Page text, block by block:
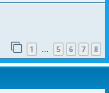
1 … 5 6 7 8